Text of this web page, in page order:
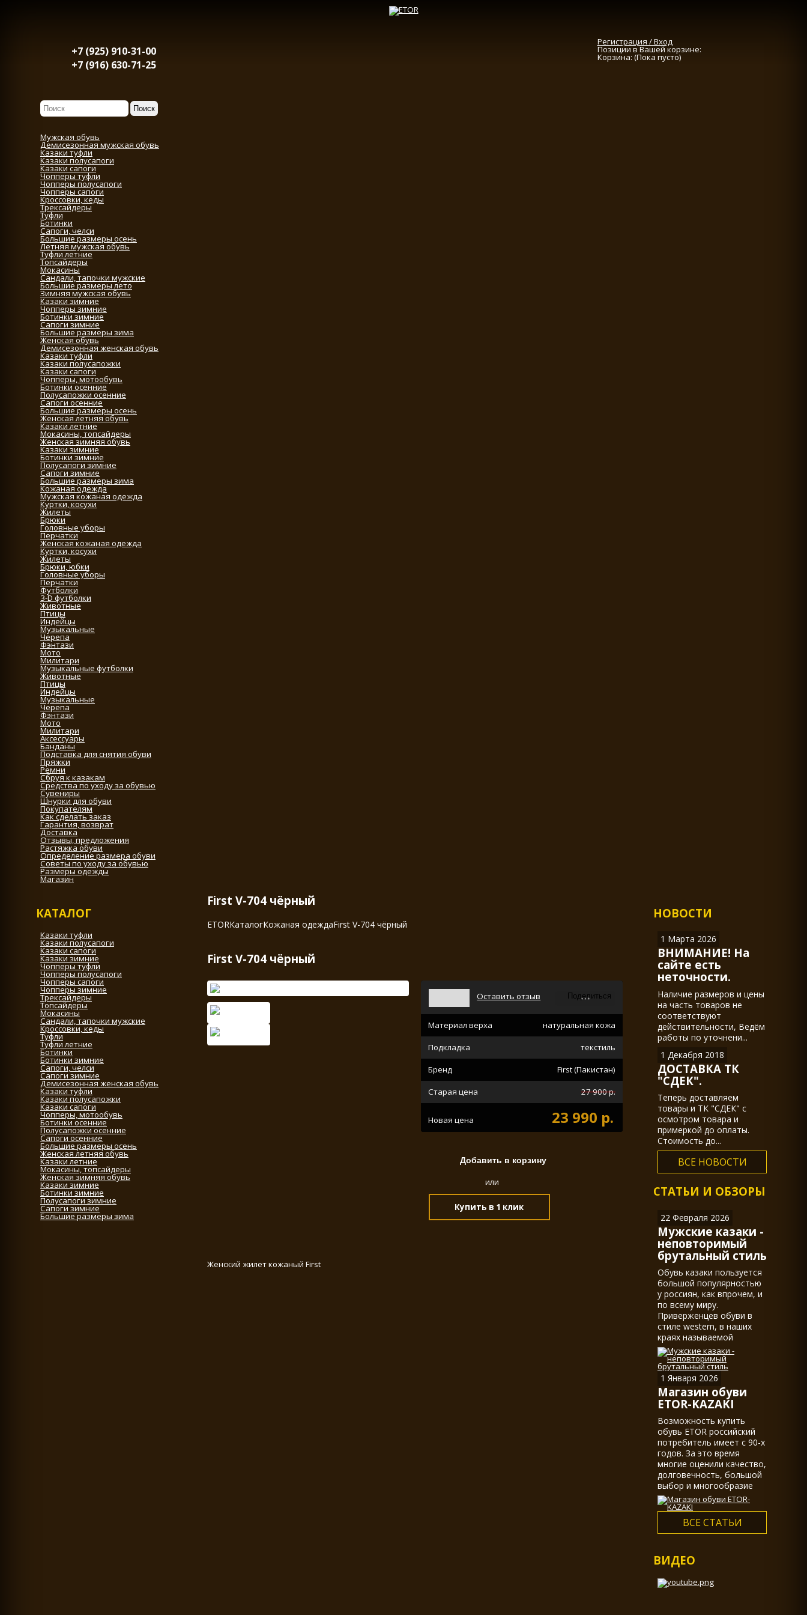
+7 (925) 910-31-00
+7 (916) 630-71-25
Регистрация / Вход
Позиции в Вашей корзине:
Корзина: (Пока пусто)
Мужская обувь
Демисезонная мужская обувь
Казаки туфли
Казаки полусапоги
Казаки сапоги
Чопперы туфли
Чопперы полусапоги
Чопперы сапоги
Кроссовки, кеды
Трексайдеры
Туфли
Ботинки
Сапоги, челси
Большие размеры осень
Летняя мужская обувь
Туфли летние
Топсайдеры
Мокасины
Сандали, тапочки мужские
Большие размеры лето
Зимняя мужская обувь
Казаки зимние
Чопперы зимние
Ботинки зимние
Сапоги зимние
Большие размеры зима
Женская обувь
Демисезонная женская обувь
Казаки туфли
Казаки полусапожки
Казаки сапоги
Чопперы, мотообувь
Ботинки осенние
Полусапожки осенние
Сапоги осенние
Большие размеры осень
Женская летняя обувь
Казаки летние
Мокасины, топсайдеры
Женская зимняя обувь
Казаки зимние
Ботинки зимние
Полусапоги зимние
Сапоги зимние
Большие размеры зима
Кожаная одежда
Мужская кожаная одежда
Куртки, косухи
Жилеты
Брюки
Головные уборы
Перчатки
Женская кожаная одежда
Куртки, косухи
Жилеты
Брюки, юбки
Головные уборы
Перчатки
Футболки
3-D футболки
Животные
Птицы
Индейцы
Музыкальные
Черепа
Фэнтази
Мото
Милитари
Музыкальные футболки
Животные
Птицы
Индейцы
Музыкальные
Черепа
Фэнтази
Мото
Милитари
Аксессуары
Банданы
Подставка для снятия обуви
Пряжки
Ремни
Сбруя к казакам
Средства по уходу за обувью
Сувениры
Шнурки для обуви
Покупателям
Как сделать заказ
Гарантия, возврат
Доставка
Отзывы, предложения
Растяжка обуви
Определение размера обуви
Советы по уходу за обувью
Размеры одежды
Магазин
КАТАЛОГ
Казаки туфли
Казаки полусапоги
Казаки сапоги
Казаки зимние
Чопперы туфли
Чопперы полусапоги
Чопперы сапоги
Чопперы зимние
Трексайдеры
Топсайдеры
Мокасины
Сандали, тапочки мужские
Кроссовки, кеды
Туфли
Туфли летние
Ботинки
Ботинки зимние
Сапоги, челси
Сапоги зимние
Демисезонная женская обувь
Казаки туфли
Казаки полусапожки
Казаки сапоги
Чопперы, мотообувь
Ботинки осенние
Полусапожки осенние
Сапоги осенние
Большие размеры осень
Женская летняя обувь
Казаки летние
Мокасины, топсайдеры
Женская зимняя обувь
Казаки зимние
Ботинки зимние
Полусапоги зимние
Сапоги зимние
Большие размеры зима
First V-704 чёрный
ETORКаталогКожаная одеждаFirst V-704 чёрный
First V-704 чёрный
Оставить отзыв
Материал верха натуральная кожа
Подкладка текстиль
Бренд First (Пакистан)
Старая цена 27 900 р.
Новая цена 23 990 р.
или
Купить в 1 клик
Женский жилет кожаный First
НОВОСТИ
1 Марта 2026
ВНИМАНИЕ! На
сайте есть
неточности.
Наличие размеров и цены
на часть товаров не
соответствуют
действительности, Ведём
работы по уточнени...
1 Декабря 2018
ДОСТАВКА ТК
"СДЕК".
Теперь доставляем
товары и ТК "СДЕК" с
осмотром товара и
примеркой до оплаты.
Стоимость до...
ВСЕ НОВОСТИ
СТАТЬИ И ОБЗОРЫ
22 Февраля 2026
Мужские казаки -
неповторимый
брутальный стиль
Обувь казаки пользуется
большой популярностью
у россиян, как впрочем, и
по всему миру.
Приверженцев обуви в
стиле western, в наших
краях называемой
казаками, действительно
не мало.
1 Января 2026
Магазин обуви
ETOR-KAZAKI
Возможность купить
обувь ETOR российский
потребитель имеет с 90-х
годов. За это время
многие оценили качество,
долговечность, большой
выбор и многообразие
ассортимента...
ВСЕ СТАТЬИ
ВИДЕО